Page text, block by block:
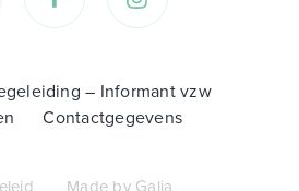
– Informant vzw
Contactgegevens
Made by Galia